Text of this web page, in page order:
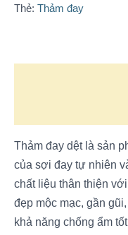
Thẻ: Thảm đay
Thảm đay dệt là sản
của sợi đay tự nhiên
chất liệu thân thiện
đẹp mộc mạc, gần
khả năng chống ẩm